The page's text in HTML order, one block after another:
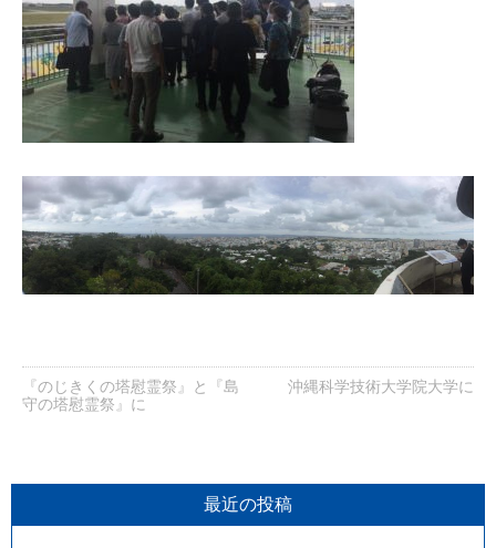
『のじきくの塔慰霊祭』と『島
守の塔慰霊祭』に
沖縄科学技術大学院大学に
最近の投稿